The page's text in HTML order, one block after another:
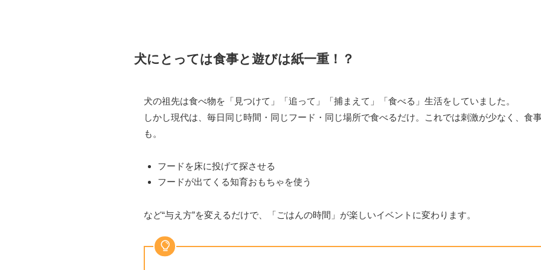
犬にとっては食事と遊びは紙一重！？
犬の祖先は食べ物を「見つけて」「追って」「捕まえて」「食べる」生活をしていました。
しかし現代は、毎日同じ時間・同じフード・同じ場所で食べるだけ。これでは刺激が少なく、食
も。
フードを床に投げて探させる
フードが出てくる知育おもちゃを使う
など“与え方”を変えるだけで、「ごはんの時間」が楽しいイベントに変わります。